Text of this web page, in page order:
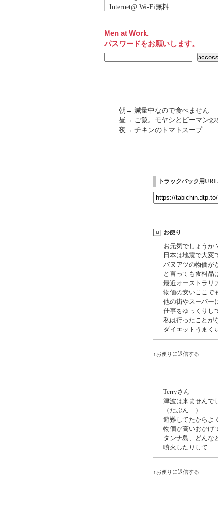
Internet@ Wi-Fi無料
Men at Work.
パスワードをお願いします。
朝→ 減量中なので食べません
昼→ ご飯。モヤシとピーマン炒
夜→ チキンのトマトスープ
トラックバック用URL
お便り
お元気でしょうか
日本は地震で大変
バヌアツの物価が
と言っても食料品
最近オーストラリ
物価の安いここで
他の街やスーパー
仕事をゆっくりし
私は行ったことが
ダイエットうまく
↑お便りに返信する
Terryさん
津波は来ませんで
（たぶん…）
避難してたからよ
物価が高いおかげ
タンナ島、どんな
噴火したりして…
↑お便りに返信する